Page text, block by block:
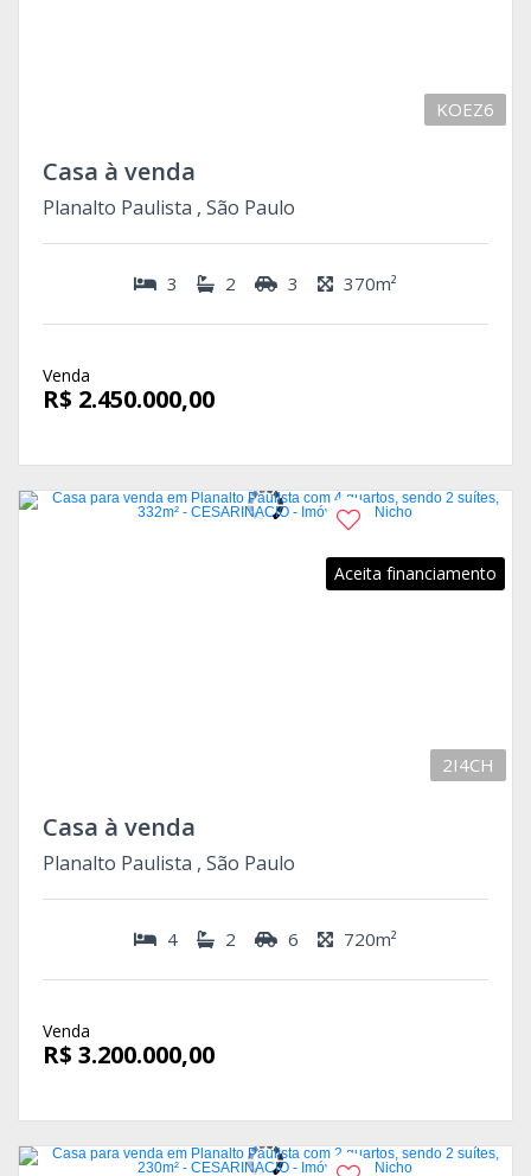
KOEZ6
Casa à venda
Planalto Paulista , São Paulo
3 2 3 370m²
Venda
R$ 2.450.000,00
Aceita financiamento
2I4CH
Casa à venda
Planalto Paulista , São Paulo
4 2 6 720m²
Venda
R$ 3.200.000,00